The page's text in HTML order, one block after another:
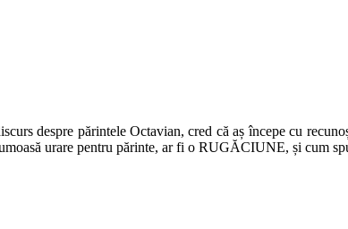
despre părintele Octavian, cred că aș începe cu
urare pentru părinte, ar fi o RUGĂCIUNE, și cum